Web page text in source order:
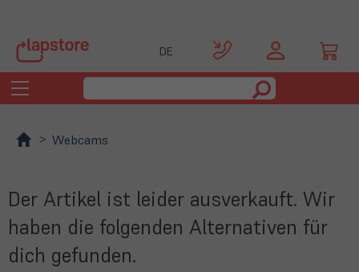
DE
Toggle
navigation
Webcams
Der Artikel ist leider ausverkauft. Wir
haben die folgenden Alternativen für
dich gefunden.